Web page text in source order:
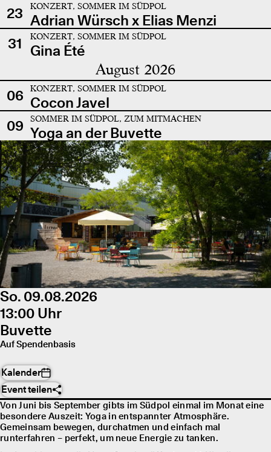
23
KONZERT, SOMMER IM SÜDPOL
Adrian Würsch x Elias Menzi
31
KONZERT, SOMMER IM SÜDPOL
Gina Été
August 2026
06 KONZERT, SOMMER IM SÜDPOL
Cocon Javel
09
SOMMER IM SÜDPOL, ZUM MITMACHEN
Yoga an der Buvette
So. 09.08.2026
13:00 Uhr
Buvette
Auf Spendenbasis
Kalender
Event teilen
Von Juni bis September gibts im Südpol einmal im Monat eine
besondere Auszeit: Yoga in entspannter Atmosphäre.
Gemeinsam bewegen, durchatmen und einfach mal
runterfahren – perfekt, um neue Energie zu tanken.